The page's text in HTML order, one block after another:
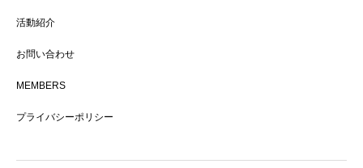
活動紹介
お問い合わせ
MEMBERS
プライバシーポリシー